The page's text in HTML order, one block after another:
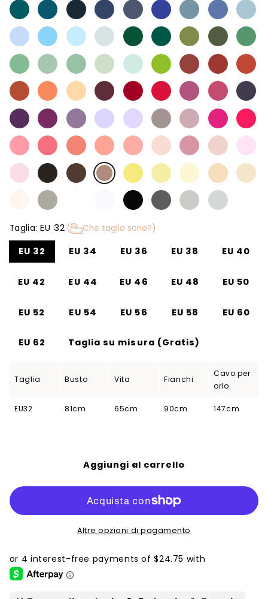
Taglia:EU 32 ( Che taglia sono?)
EU 32 EU 34 EU 36 EU 38 EU 40
EU 42 EU 44 EU 46 EU 48 EU 50
EU 52 EU 54 EU 56 EU 58 EU 60
EU 62 Taglia su misura (Gratis)
Taglia Busto Vita Fianchi
Cavo per
orlo
EU32 81cm 65cm 90cm 147cm
Aggiungi al carrello
Altre opzioni di pagamento